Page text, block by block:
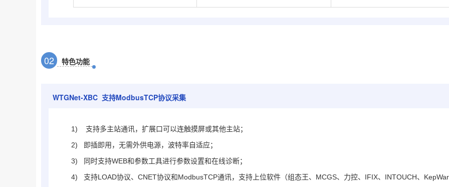
02 特色功能
WTGNet-XBC 支持ModbusTCP协议采集
1)
支持多主站通讯，扩展口可以连触摸屏或其他主站；
2)
即插即用，无需外供电源，波特率自适应；
3)
同时支持WEB和参数工具进行参数设置和在线诊断；
4)
支持LOAD协议、CNET协议和ModbusTCP通讯，支持上位软件（组态王、MCGS、力控、IFIX、INTOUCH、